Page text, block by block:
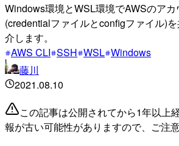
Windows環境とWSL環境でAWSのアカ
(credentialファイルとconfigファイル)
介します。
AWS CLI SSH WSL Windows
藤川
2021.08.10
この記事は公開されてから1年以上
報が古い可能性がありますので、ご注意